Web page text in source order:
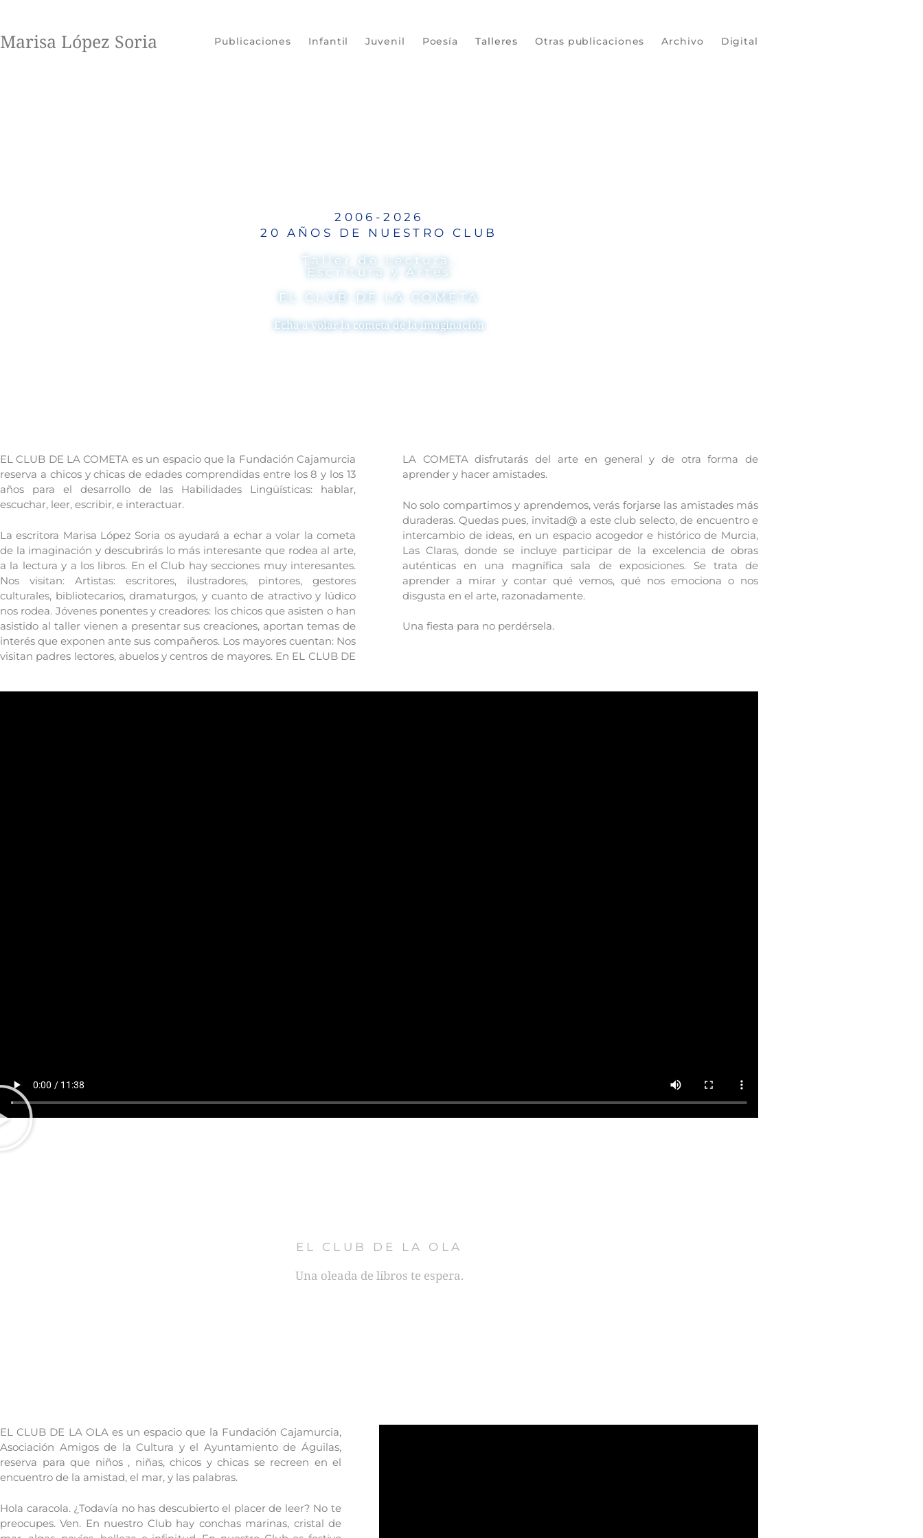
Marisa López Soria Publicaciones Infantil Juvenil Poesía Talleres Otras publicaciones Archivo Digital
2006-2026
20 AÑOS DE NUESTRO CLUB
Taller de Lectura,
Escritura y Artes
EL CLUB DE LA COMETA
Echa a volar la cometa de la imaginación
EL CLUB DE LA COMETA es un espacio que la Fundación Cajamurcia
reserva a chicos y chicas de edades comprendidas entre los 8 y los 13
años para el desarrollo de las Habilidades Lingüísticas: hablar,
escuchar, leer, escribir, e interactuar.
La escritora Marisa López Soria os ayudará a echar a volar la cometa
de la imaginación y descubrirás lo más interesante que rodea al arte,
a la lectura y a los libros. En el Club hay secciones muy interesantes.
Nos visitan: Artistas: escritores, ilustradores, pintores, gestores
culturales, bibliotecarios, dramaturgos, y cuanto de atractivo y lúdico
nos rodea. Jóvenes ponentes y creadores: los chicos que asisten o han
asistido al taller vienen a presentar sus creaciones, aportan temas de
interés que exponen ante sus compañeros. Los mayores cuentan: Nos
visitan padres lectores, abuelos y centros de mayores. En EL CLUB DE
LA COMETA disfrutarás del arte en general y de otra forma de
aprender y hacer amistades.
No solo compartimos y aprendemos, verás forjarse las amistades más
duraderas. Quedas pues, invitad@ a este club selecto, de encuentro e
intercambio de ideas, en un espacio acogedor e histórico de Murcia,
Las Claras, donde se incluye participar de la excelencia de obras
auténticas en una magnífica sala de exposiciones. Se trata de
aprender a mirar y contar qué vemos, qué nos emociona o nos
disgusta en el arte, razonadamente.
Una fiesta para no perdérsela.
EL CLUB DE LA OLA
Una oleada de libros te espera.
EL CLUB DE LA OLA es un espacio que la Fundación Cajamurcia,
Asociación Amigos de la Cultura y el Ayuntamiento de Águilas,
reserva para que niños , niñas, chicos y chicas se recreen en el
encuentro de la amistad, el mar, y las palabras.
Hola caracola. ¿Todavía no has descubierto el placer de leer? No te
preocupes. Ven. En nuestro Club hay conchas marinas, cristal de